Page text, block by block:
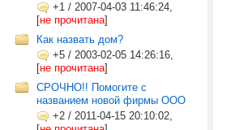
+1 / 2007-04-03 11:46:24,
[не прочитана]
Как назвать дом?
+5 / 2003-02-05 14:26:16,
[не прочитана]
СРОЧНО!! Помогите с
названием новой фирмы ООО
+2 / 2011-04-15 20:10:02,